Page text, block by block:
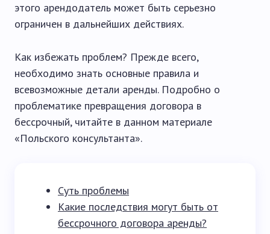
этого арендодатель может быть серьезно
ограничен в дальнейших действиях.
Как избежать проблем? Прежде всего,
необходимо знать основные правила и
всевозможные детали аренды. Подробно о
проблематике превращения договора в
бессрочный, читайте в данном материале
«Польского консультанта».
Суть проблемы
Какие последствия могут быть от
бессрочного договора аренды?